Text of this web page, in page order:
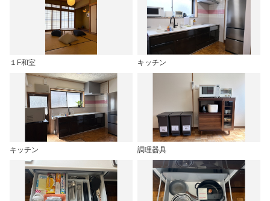
１F和室 キッチン
キッチン 調理器具